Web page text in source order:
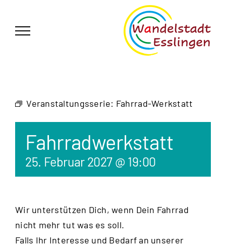
springen
Veranstaltungsserie: Fahrrad-Werkstatt
Fahrradwerkstatt
25. Februar 2027 @ 19:00
Wir unterstützen Dich, wenn Dein Fahrrad
nicht mehr tut was es soll.
Falls Ihr Interesse und Bedarf an unserer